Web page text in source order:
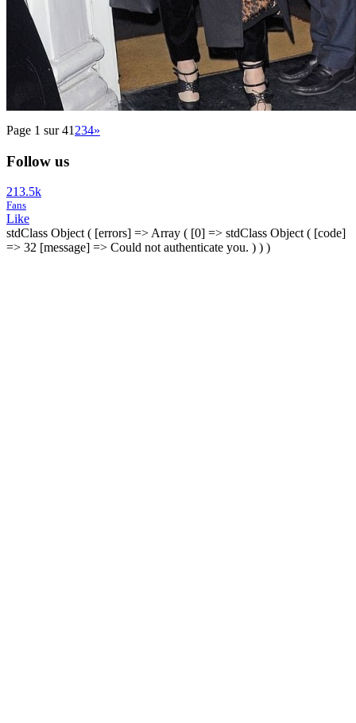
Page 1 sur 41 234»
Follow us
213.5k
Fans
Like
stdClass Object ( [errors] => Array ( [0] => stdClass Object ( [code]
=> 32 [message] => Could not authenticate you. ) ) )